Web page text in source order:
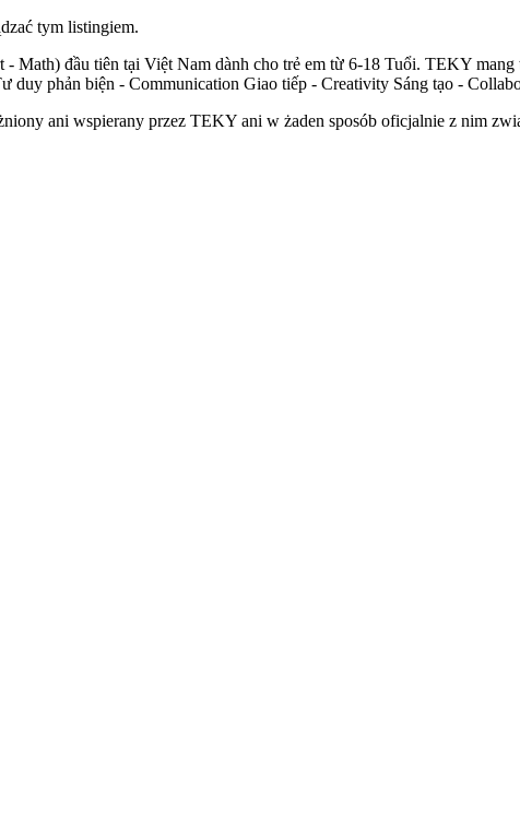
tym listingiem.
đầu tiên tại Việt Nam dành cho trẻ em từ 6-18 Tuổi. TEKY
phản biện - Communication Giao tiếp - Creativity Sáng tạo -
ani wspierany przez TEKY ani w żaden sposób oficjalnie z nim